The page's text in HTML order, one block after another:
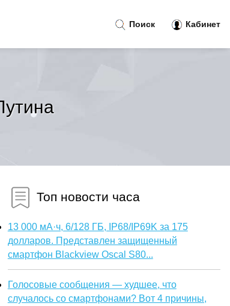
Топ новости часа
13 000 мА·ч, 6/128 ГБ, IP68/IP69K за 175
долларов. Представлен защищенный
смартфон Blackview Oscal S80...
Голосовые сообщения — худшее, что
случалось со смартфонами? Вот 4 причины,
Поиск Кабинет